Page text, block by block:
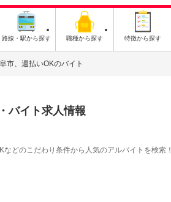
路線・駅から探す 職種から探す 特徴から探す
市、週払いOKのバイト
バイト求人情報
どのこだわり条件から人気のアルバイトを検索！